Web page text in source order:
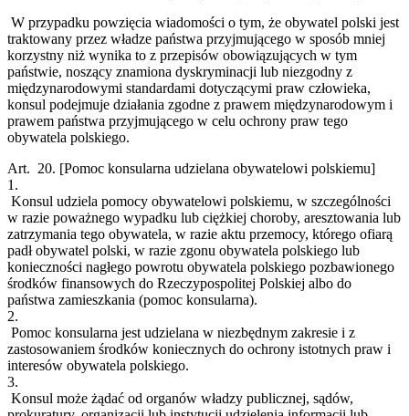
W przypadku powzięcia wiadomości o tym, że obywatel polski jest
traktowany przez władze państwa przyjmującego w sposób mniej
korzystny niż wynika to z przepisów obowiązujących w tym
państwie, noszący znamiona dyskryminacji lub niezgodny z
międzynarodowymi standardami dotyczącymi praw człowieka,
konsul podejmuje działania zgodne z prawem międzynarodowym i
prawem państwa przyjmującego w celu ochrony praw tego
obywatela polskiego.
Art. 20. [Pomoc konsularna udzielana obywatelowi polskiemu]
1.
Konsul udziela pomocy obywatelowi polskiemu, w szczególności
w razie poważnego wypadku lub ciężkiej choroby, aresztowania lub
zatrzymania tego obywatela, w razie aktu przemocy, którego ofiarą
padł obywatel polski, w razie zgonu obywatela polskiego lub
konieczności nagłego powrotu obywatela polskiego pozbawionego
środków finansowych do Rzeczypospolitej Polskiej albo do
państwa zamieszkania (pomoc konsularna).
2.
Pomoc konsularna jest udzielana w niezbędnym zakresie i z
zastosowaniem środków koniecznych do ochrony istotnych praw i
interesów obywatela polskiego.
3.
Konsul może żądać od organów władzy publicznej, sądów,